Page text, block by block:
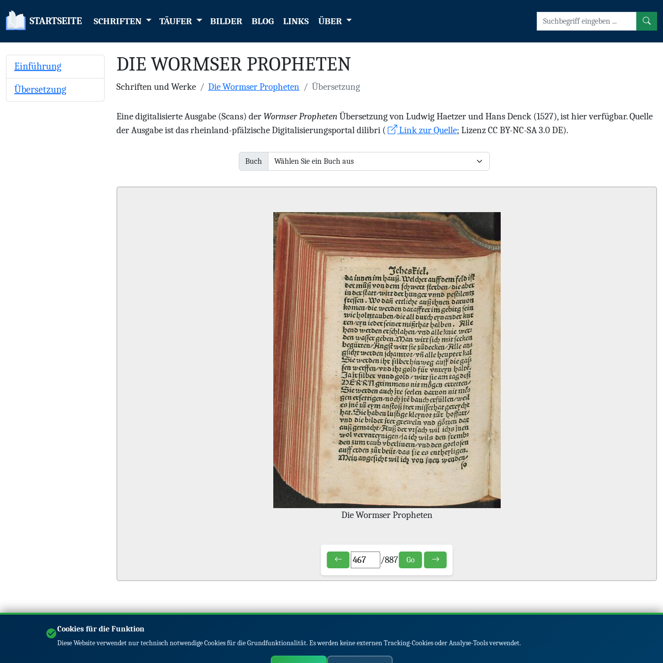
STARTSEITE SCHRIFTEN TÄUFER BILDER BLOG LINKS ÜBER
Einführung
Übersetzung
DIE WORMSER PROPHETEN
Schriften und Werke Die Wormser Propheten Übersetzung
Eine digitalisierte Ausgabe (Scans) der Wormser ProphetenÜbersetzung von Ludwig Haetzer und Hans Denck (1527), ist hier verfügbar. Quelle
der Ausgabe ist das rheinland-pfälzische Digitalisierungsportal dilibri (
Link zur Quelle; Lizenz CC BY-NC-SA 3.0 DE).
Buch
Die Wormser Propheten
/887 Go
Cookies für die Funktion
Diese Website verwendet nur technisch notwendige Cookies für die Grundfunktionalität. Es werden keine externen Tracking-Cookies oder Analyse-Tools verwendet.